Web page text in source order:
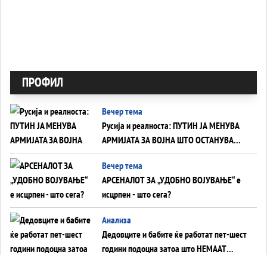
ПРОФИЛ
Вечер тема
Русија и реалноста: ПУТИН ЈА МЕНУВА
АРМИЈАТА ЗА ВОЈНА ШТО ОСТАНУВА
БЕЗ ФРОНТ
Вечер тема
АРСЕНАЛОТ ЗА „УДОБНО ВОЈУВАЊЕ“ е
исцрпен - што сега?
Анализа
Дедовците и бабите ќе работат пет-шест
години подоцна затоа што НЕМААТ